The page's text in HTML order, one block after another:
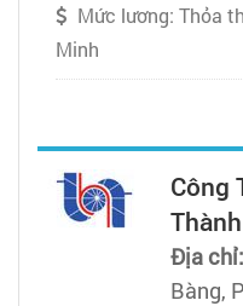
Mức lương: Thỏa
Minh
Công
Thành
Địa chỉ:
Bàng,